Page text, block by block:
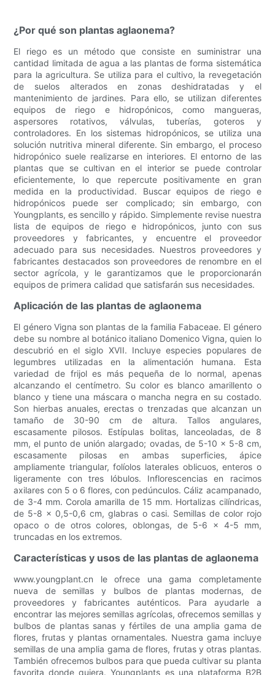
¿Por qué son plantas aglaonema?
El riego es un método que consiste en suministrar una
cantidad limitada de agua a las plantas de forma sistemática
para la agricultura. Se utiliza para el cultivo, la revegetación
de suelos alterados en zonas deshidratadas y el
mantenimiento de jardines. Para ello, se utilizan diferentes
equipos de riego e hidropónicos, como mangueras,
aspersores rotativos, válvulas, tuberías, goteros y
controladores. En los sistemas hidropónicos, se utiliza una
solución nutritiva mineral diferente. Sin embargo, el proceso
hidropónico suele realizarse en interiores. El entorno de las
plantas que se cultivan en el interior se puede controlar
eficientemente, lo que repercute positivamente en gran
medida en la productividad. Buscar equipos de riego e
hidropónicos puede ser complicado; sin embargo, con
Youngplants, es sencillo y rápido. Simplemente revise nuestra
lista de equipos de riego e hidropónicos, junto con sus
proveedores y fabricantes, y encuentre el proveedor
adecuado para sus necesidades. Nuestros proveedores y
fabricantes destacados son proveedores de renombre en el
sector agrícola, y le garantizamos que le proporcionarán
equipos de primera calidad que satisfarán sus necesidades.
Aplicación de las plantas de aglaonema
El género Vigna son plantas de la familia Fabaceae. El género
debe su nombre al botánico italiano Domenico Vigna, quien lo
descubrió en el siglo XVII. Incluye especies populares de
legumbres utilizadas en la alimentación humana. Esta
variedad de frijol es más pequeña de lo normal, apenas
alcanzando el centímetro. Su color es blanco amarillento o
blanco y tiene una máscara o mancha negra en su costado.
Son hierbas anuales, erectas o trenzadas que alcanzan un
tamaño de 30-90 cm de altura. Tallos angulares,
escasamente pilosos. Estípulas bolitas, lanceoladas, de 8
mm, el punto de unión alargado; ovadas, de 5-10 x 5-8 cm,
escasamente pilosas en ambas superficies, ápice
ampliamente triangular, folíolos laterales oblicuos, enteros o
ligeramente con tres lóbulos. Inflorescencias en racimos
axilares con 5 o 6 flores, con pedúnculos. Cáliz acampanado,
de 3-4 mm. Corola amarilla de 15 mm. Hortalizas cilíndricas,
de 5-8 x 0,5-0,6 cm, glabras o casi. Semillas de color rojo
opaco o de otros colores, oblongas, de 5-6 x 4-5 mm,
truncadas en los extremos.
Características y usos de las plantas de aglaonema
www.youngplant.cn le ofrece una gama completamente
nueva de semillas y bulbos de plantas modernas, de
proveedores y fabricantes auténticos. Para ayudarle a
encontrar las mejores semillas agrícolas, ofrecemos semillas y
bulbos de plantas sanas y fértiles de una amplia gama de
flores, frutas y plantas ornamentales. Nuestra gama incluye
semillas de una amplia gama de flores, frutas y otras plantas.
También ofrecemos bulbos para que pueda cultivar su planta
favorita donde quiera. Youngplants es una plataforma B2B